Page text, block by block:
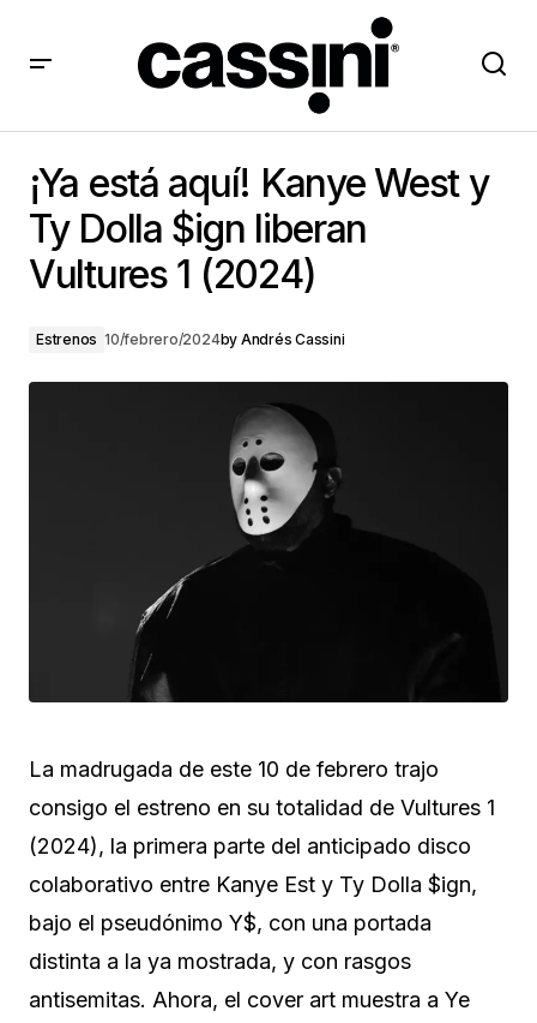
Vultures 1 (2024)
¡Ya está aquí! Kanye West y
Ty Dolla $ign liberan
Vultures 1 (2024)
Estrenos 10/febrero/2024by Andrés Cassini
La madrugada de este 10 de febrero trajo
consigo el estreno en su totalidad de Vultures 1
(2024), la primera parte del anticipado disco
colaborativo entre Kanye Est y Ty Dolla $ign,
bajo el pseudónimo Y$, con una portada
distinta a la ya mostrada, y con rasgos
antisemitas. Ahora, el cover art muestra a Ye